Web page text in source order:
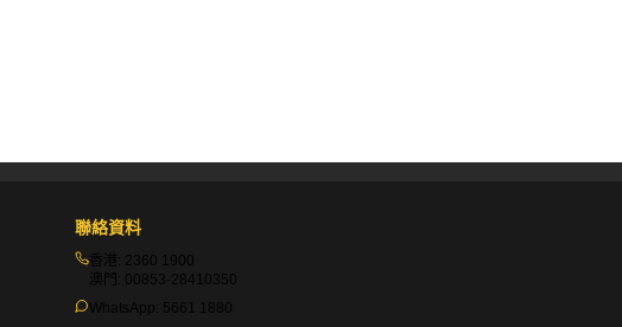
聯絡資料
香港: 2360 1900
澳門: 00853-28410350
WhatsApp: 5661 1880